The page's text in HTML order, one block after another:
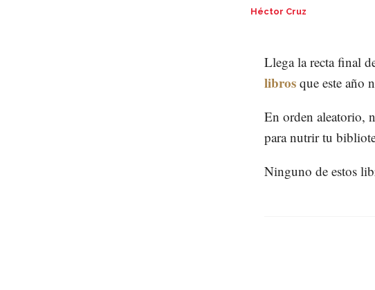
Héctor Cruz
Llega la recta final
libros que este año
En orden aleatorio,
para nutrir tu
Ninguno de estos